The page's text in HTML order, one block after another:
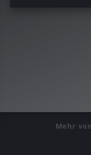
Mehr